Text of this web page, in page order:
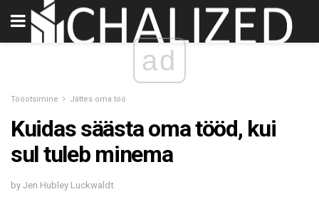
ad
Tööotsimine Jättes oma töö
Kuidas säästa oma tööd, kui
sul tuleb minema
by Jen Hubley Luckwaldt